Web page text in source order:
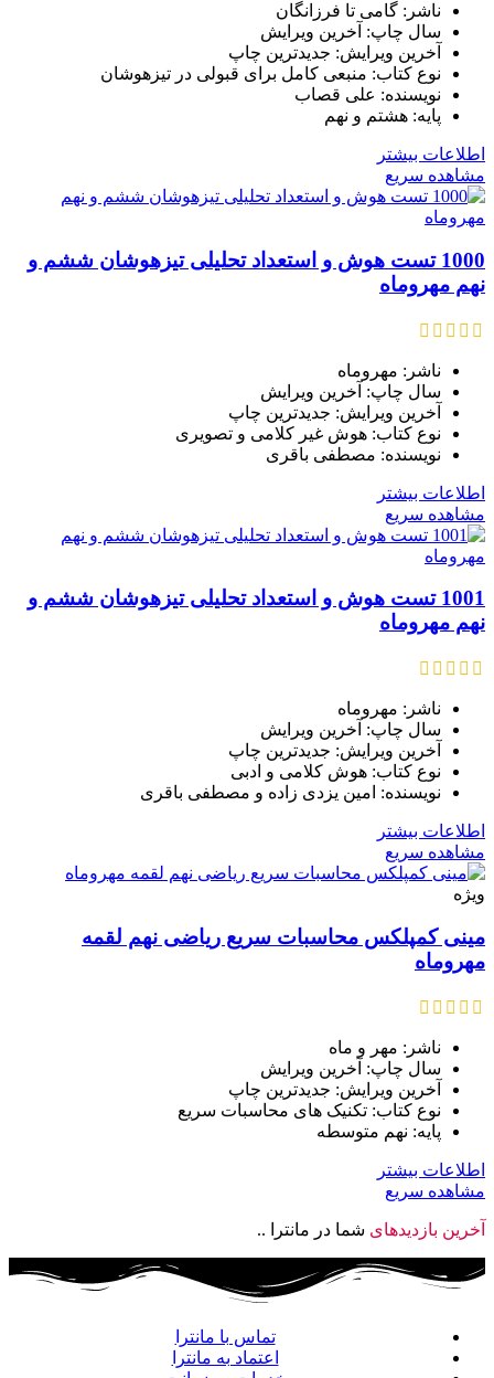
ناشر: گامی تا فرزانگان
سال چاپ: آخرین ویرایش
آخرین ویرایش: جدیدترین چاپ
نوع کتاب: منبعی کامل برای قبولی در تیزهوشان
نویسنده: علی قصاب
پایه: هشتم و نهم
اطلاعات بیشتر
مشاهده سریع
1000 تست هوش و استعداد تحلیلی تیزهوشان ششم و
نهم مهروماه
ناشر: مهروماه
سال چاپ: آخرین ویرایش
آخرین ویرایش: جدیدترین چاپ
نوع کتاب: هوش غیر کلامی و تصویری
نویسنده: مصطفی باقری
اطلاعات بیشتر
مشاهده سریع
1001 تست هوش و استعداد تحلیلی تیزهوشان ششم و
نهم مهروماه
ناشر: مهروماه
سال چاپ: آخرین ویرایش
آخرین ویرایش: جدیدترین چاپ
نوع کتاب: هوش کلامی و ادبی
نویسنده: امین یزدی زاده و مصطفی باقری
اطلاعات بیشتر
مشاهده سریع
ویژه
مینی کمپلکس محاسبات سریع ریاضی نهم لقمه
مهروماه
ناشر: مهر و ماه
سال چاپ: آخرین ویرایش
آخرین ویرایش: جدیدترین چاپ
نوع کتاب: تکنیک های محاسبات سریع
پایه: نهم متوسطه
اطلاعات بیشتر
مشاهده سریع
آخرین بازدیدهای شما در مانترا ..
تماس با مانترا
اعتماد به مانترا